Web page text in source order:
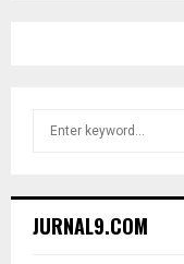
h
JURNAL9.COM